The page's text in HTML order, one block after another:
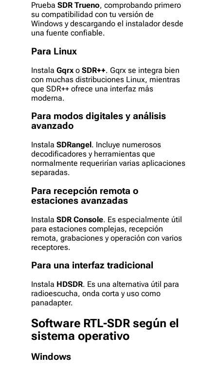
Prueba SDR Trueno, comprobando primero
su compatibilidad con tu versión de
Windows y descargando el instalador desde
una fuente confiable.
Para Linux
Instala Gqrx o SDR++. Gqrx se integra bien
con muchas distribuciones Linux, mientras
que SDR++ ofrece una interfaz más
moderna.
Para modos digitales y análisis
avanzado
Instala SDRangel . Incluye numerosos
decodificadores y herramientas que
normalmente requerirían varias aplicaciones
separadas.
Para recepción remota o
estaciones avanzadas
Instala SDR Console. Es especialmente útil
para estaciones complejas, recepción
remota, grabaciones y operación con varios
receptores.
Para una interfaz tradicional
Instala HDSDR. Es una alternativa útil para
radioescucha, onda corta y uso como
panadapter.
Software RTL-SDR según el
sistema operativo
Windows